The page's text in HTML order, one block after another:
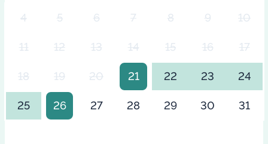
4 5 6 7 8 9 10
11 12 13 14 15 16 17
18 19 20 21 22 23 24
25 26 27 28 29 30 31